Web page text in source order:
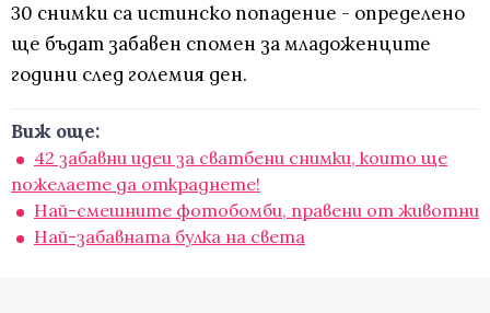
30 снимки са истинско попадение - определено
ще бъдат забавен спомен за младоженците
години след големия ден.
Виж още:
42 забавни идеи за сватбени снимки, които ще
пожелаете да откраднете!
Най-смешните фотобомби, правени от животни
Най-забавната булка на света